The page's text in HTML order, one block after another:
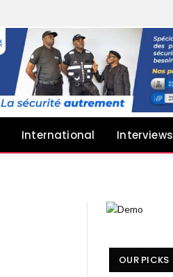
International Interviews
OUR PICKS